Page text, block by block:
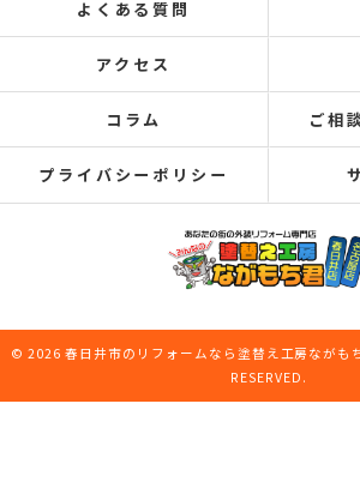
よくある質問
アクセス
コラム ご相
プライバシーポリシー
© 2026 春日井市のリフォームなら塗替え工房ながも
RESERVED.